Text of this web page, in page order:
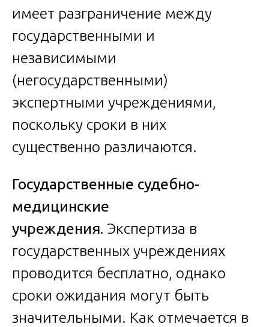
имеет разграничение между
государственными и
независимыми
(негосударственными)
экспертными учреждениями,
поскольку сроки в них
существенно различаются.
Государственные судебно-
медицинские
учреждения. Экспертиза в
государственных учреждениях
проводится бесплатно, однако
сроки ожидания могут быть
значительными. Как отмечается в